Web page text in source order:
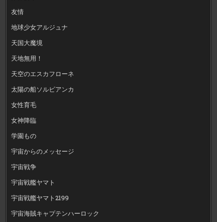
友情
地球少女アルジュナ
天国大魔境
天地無用！
天空のエスカフローネ
太陽の船ソルビアンカ
女性育毛
女神降臨
学園もの
宇宙からのメッセージ
宇宙戦争
宇宙戦艦ヤマト
宇宙戦艦ヤマト2199
宇宙海賊キャプテンハーロック